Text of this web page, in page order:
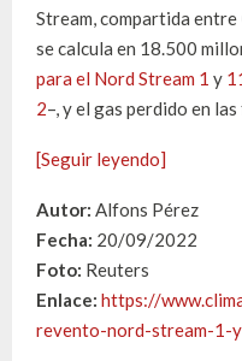
Stream, compartida entre
se calcula en 18.500
para el Nord Stream 1 y
2–, y el gas perdido en
[Seguir leyendo]
Autor: Alfons Pérez
Fecha: 20/09/2022
Foto: Reuters
Enlace: https://
revento-nord-stream-1-